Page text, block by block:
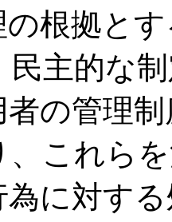
の根拠と
主的な
の管理
、これら
為に対す